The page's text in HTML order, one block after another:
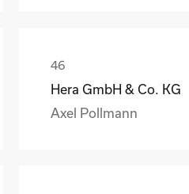
Hera GmbH & Co. KG
Axel Pollmann